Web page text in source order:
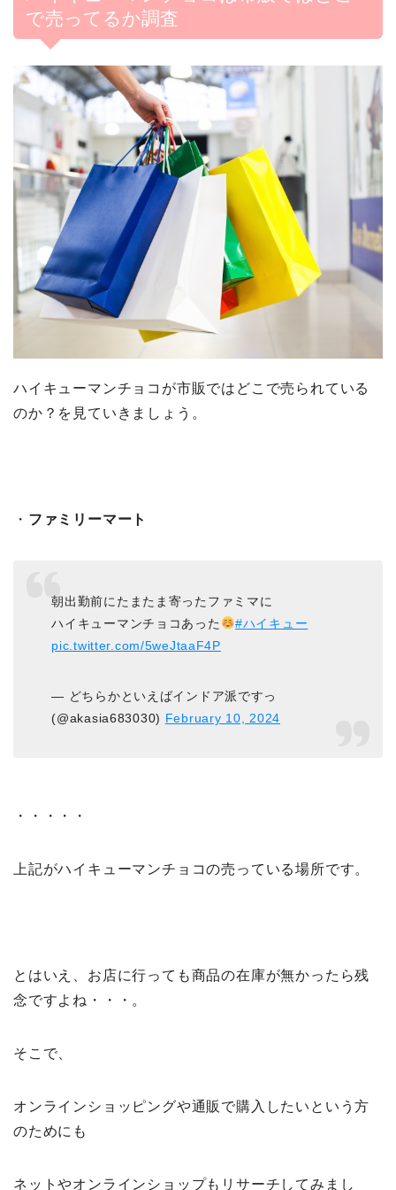
で売ってるか調査
ハイキューマンチョコが市販ではどこで売られている
のか？を見ていきましょう。
・ ファミリーマート
朝出勤前にたまたま寄ったファミマに
ハイキューマンチョコあった
#ハイキュー
pic.twitter.com/5weJtaaF4P
— どちらかといえばインドア派ですっ
(@akasia683030) February 10, 2024
・・・・・
上記がハイキューマンチョコの売っている場所です。
とはいえ、お店に行っても商品の在庫が無かったら残
念ですよね・・・。
そこで、
オンラインショッピングや通販で購入したいという方
のためにも
ネットやオンラインショップもリサーチしてみまし